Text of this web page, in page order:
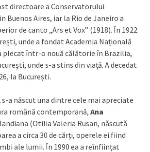
directoare a Conservatorului
Buenos Aires, iar la Rio de Janeiro a
de canto „Ars et Vox” (1918). În 1922
unde a fondat Academia Națională
plecat într-o nouă călătorie în Brazilia,
unde s-a stins din viață. A decedat
la București.
s-a născut una dintre cele mai apreciate
română contemporană, Ana
(Otilia Valeria Rusan, născută
a circa 30 de cărți, operele ei fiind
ale lumii. În 1990 ea a reînființat